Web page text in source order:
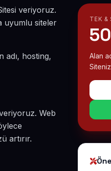
veriyoruz.
uyumlu siteler
adı, hosting,
Web
artırır.
TEK &
Alan